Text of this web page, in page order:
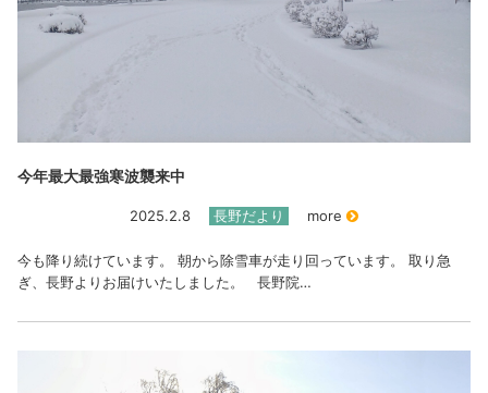
今年最大最強寒波襲来中
2025.2.8 長野だより more
今も降り続けています。 朝から除雪車が走り回っています。 取り急
ぎ、長野よりお届けいたしました。 長野院…